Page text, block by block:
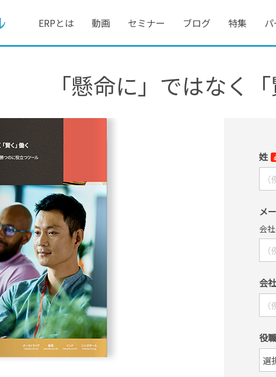
ERPとは 動画 セミナー ブログ 特集
「懸命に」ではなく
姓
メ
会
会
役職